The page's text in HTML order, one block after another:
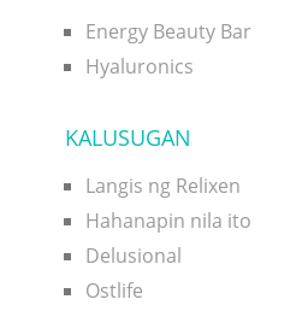
Energy Beauty Bar
Hyaluronics
KALUSUGAN
Langis ng Relixen
Hahanapin nila ito
Delusional
Ostlife